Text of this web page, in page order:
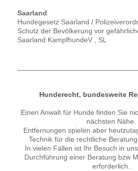
Saarland
Hundegesetz Saarland /
Schutz der Bevölkerung vor
Saarland KampfhundeV , SL
Hunderecht, bundesweite
Einen Anwalt für Hunde finden Sie
nächsten Nähe.
Entfernungen spielen aber
Technik für die rechtliche
In vielen Fällen ist Ihr Besuch in
Durchführung einer Beratung bzw
erforderlich.